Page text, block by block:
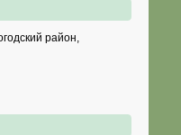
район,